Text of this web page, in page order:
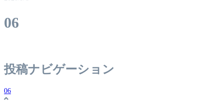
06
投稿ナビゲーション
06